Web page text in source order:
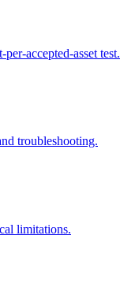
accepted-asset test.
troubleshooting.
limitations.